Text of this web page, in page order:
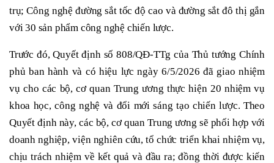
trụ; Công nghệ đường sắt tốc độ cao và đường sắt đô thị gắn
với 30 sản phẩm công nghệ chiến lược.
Trước đó, Quyết định số 808/QĐ-TTg của Thủ tướng Chính
phủ ban hành và có hiệu lực ngày 6/5/2026 đã giao nhiệm
vụ cho các bộ, cơ quan Trung ương thực hiện 20 nhiệm vụ
khoa học, công nghệ và đổi mới sáng tạo chiến lược. Theo
Quyết định này, các bộ, cơ quan Trung ương sẽ phối hợp với
doanh nghiệp, viện nghiên cứu, tổ chức triển khai nhiệm vụ,
chịu trách nhiệm về kết quả và đầu ra; đồng thời được kiến